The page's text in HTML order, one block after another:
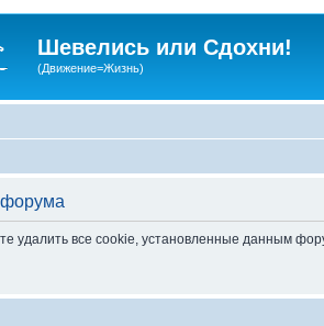
Шевелись или Сдохни!
(Движение=Жизнь)
форума
удалить все cookie, установленные данным